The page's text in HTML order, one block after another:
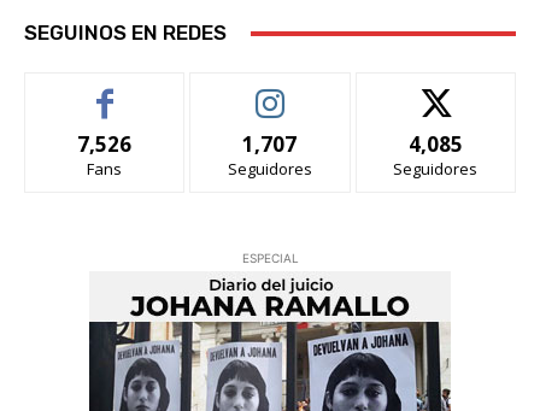
SEGUINOS EN REDES
7,526
Fans
1,707
Seguidores
4,085
Seguidores
ESPECIAL